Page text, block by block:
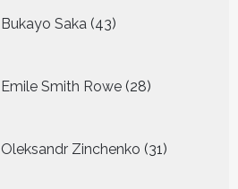
Bukayo Saka 43
producten
Emile Smith Rowe 28
producten
Oleksandr Zinchenko 31
producten